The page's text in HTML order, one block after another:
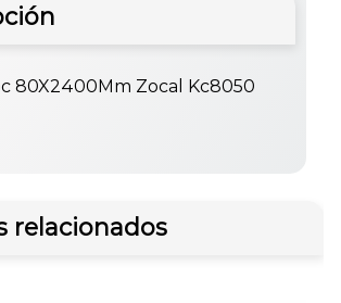
80X2400Mm Zocal Kc8050
relacionados